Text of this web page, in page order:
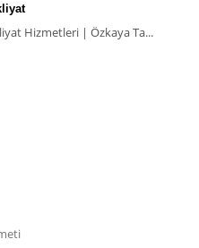
Hizmetleri | Özkaya Ta...